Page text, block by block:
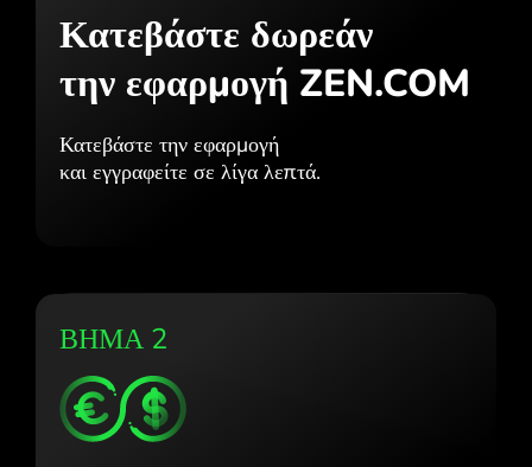
Κατεβάστε δωρεάν
την εφαρμογή ZEN.COM
Κατεβάστε την εφαρμογή
και εγγραφείτε σε λίγα λεπτά.
ΒΗΜΑ 2